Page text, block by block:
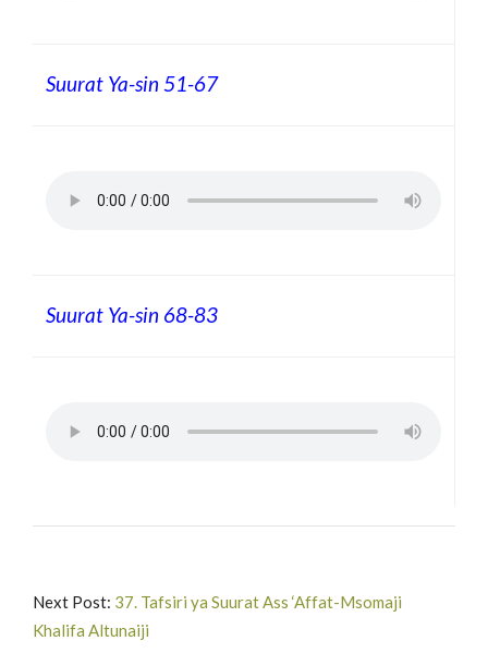
Suurat Ya-sin 51-67
Suurat Ya-sin 68-83
Next Post: 37. Tafsiri ya Suurat Ass ‘Affat-Msomaji
Khalifa Altunaiji